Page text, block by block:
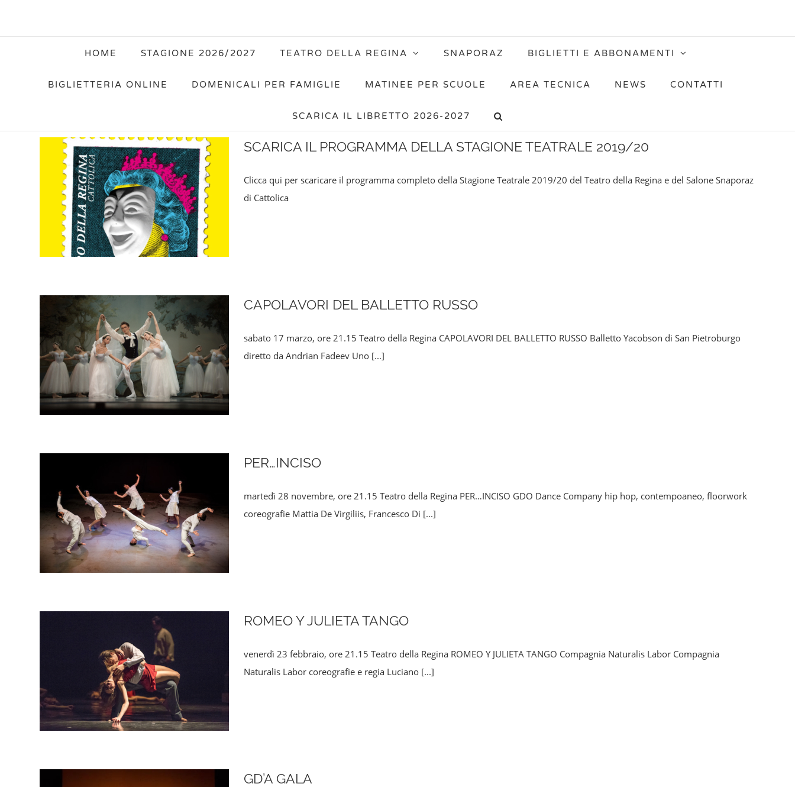
HOME STAGIONE 2026/2027 TEATRO DELLA REGINA SNAPORAZ BIGLIETTI E ABBONAMENTI
BIGLIETTERIA ONLINE DOMENICALI PER FAMIGLIE MATINEE PER SCUOLE AREA TECNICA NEWS CONTATTI
SCARICA IL LIBRETTO 2026-2027
SCARICA IL PROGRAMMA DELLA STAGIONE TEATRALE 2019/20
Clicca qui per scaricare il programma completo della Stagione Teatrale 2019/20 del Teatro della Regina e del Salone Snaporaz
di Cattolica
CAPOLAVORI DEL BALLETTO RUSSO
sabato 17 marzo, ore 21.15 Teatro della Regina CAPOLAVORI DEL BALLETTO RUSSO Balletto Yacobson di San Pietroburgo
diretto da Andrian Fadeev Uno [...]
PER…INCISO
martedì 28 novembre, ore 21.15 Teatro della Regina PER…INCISO GDO Dance Company hip hop, contempoaneo, floorwork
coreografie Mattia De Virgiliis, Francesco Di [...]
ROMEO Y JULIETA TANGO
venerdì 23 febbraio, ore 21.15 Teatro della Regina ROMEO Y JULIETA TANGO Compagnia Naturalis Labor Compagnia
Naturalis Labor coreografie e regia Luciano [...]
GD’A GALA